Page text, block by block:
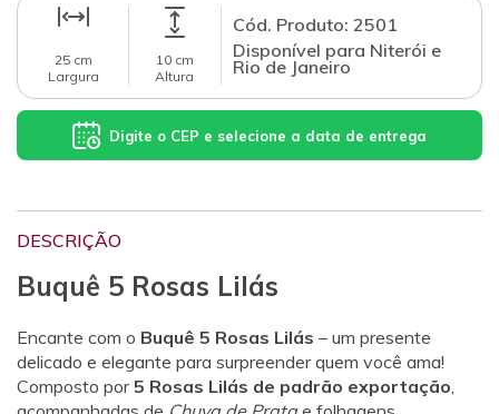
25 cm
Largura
10 cm
Altura
Cód. Produto: 2501
Disponível para Niterói e
Rio de Janeiro
Digite o CEP e selecione a data de entrega
DESCRIÇÃO
Buquê 5 Rosas Lilás
Encante com o Buquê 5 Rosas Lilás – um presente
delicado e elegante para surpreender quem você ama!
Composto por5 Rosas Lilás de padrão exportação,